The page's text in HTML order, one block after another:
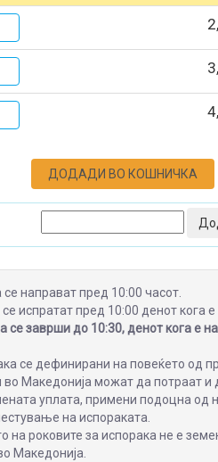
ДОДАДИ ВО КОШНИЧКА
направат пред 10:00 часот.
испратат пред 10:00 денот кога
се заврши до 10:30, денот кога е
се дефинирани на повеќето од
Македонија можат да потраат и
уплата, примени подоцна од
на испораката.
роковите за испорака не е
Македонија.